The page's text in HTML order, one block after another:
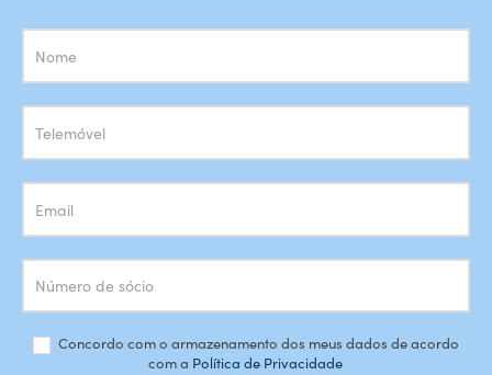
Subscrição
Newsletter
Concordo com o armazenamento dos meus dados de acordo
com a Política de Privacidade